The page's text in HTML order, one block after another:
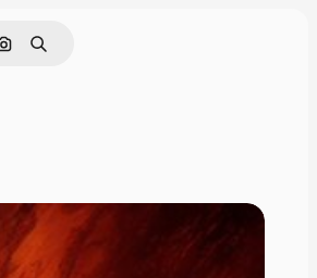
Поиск по изображению
Поиск